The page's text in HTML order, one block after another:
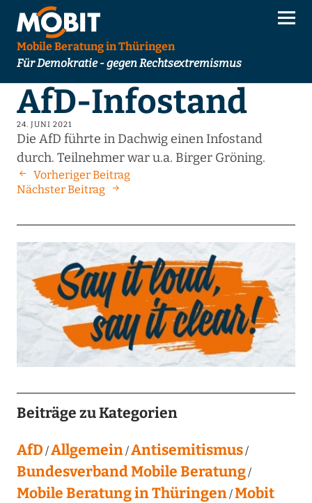
Mobile Beratung in Thüringen
Für Demokratie - gegen Rechtsextremismus
AfD-Infostand
24. JUNI 2021
Die AfD führte in Dachwig einen Infostand
durch. Teilnehmer war u.a. Birger Gröning.
Vorheriger Beitrag
Nächster Beitrag
Beiträge zu Kategorien
AfD Allgemein Antisemitismus
Bundesverband Mobile Beratung
Mobile Beratung in Thüringen Mobit